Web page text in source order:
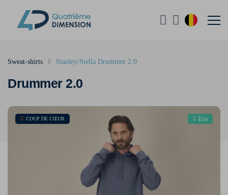
Drummer 2.0
Sweat-shirts Stanley/Stella Drummer 2.0
COUP DE CŒUR Eco